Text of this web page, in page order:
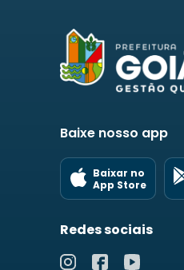
Baixe nosso app
Baixar no
App Store
Redes sociais